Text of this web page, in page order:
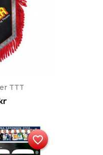
TTT
favorite_border